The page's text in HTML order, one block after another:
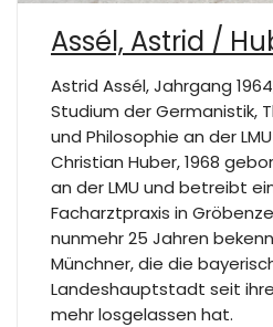
Assél, Astrid /
Astrid Assél, Jahrgang
Studium der Germanistik,
und Philosophie an der
Christian Huber, 1968
an der LMU und betreibt
Facharztpraxis in
nunmehr 25 Jahren
Münchner, die die
Landeshauptstadt seit
mehr losgelassen hat.